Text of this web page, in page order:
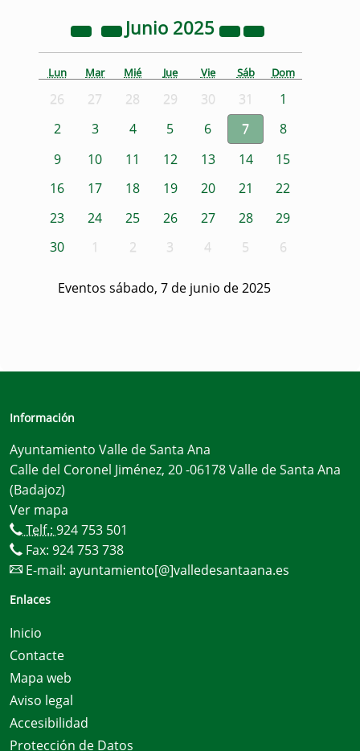
Junio 2025
Lun Mar Mié Jue Vie Sáb Dom
26 27 28 29 30 31
1
2
3 4 5 6 7
8
9
10 11 12 13 14
15
16
17 18 19 20 21
22
23
24 25 26 27 28
29
30
1 2 3 4 5 6
Eventos sábado, 7 de junio de 2025
Información
Ayuntamiento Valle de Santa Ana
Calle del Coronel Jiménez, 20 -06178 Valle de Santa Ana
(Badajoz)
Ver mapa
Telf.: 924 753 501
Fax: 924 753 738
E-mail: ayuntamiento[@]valledesantaana.es
Enlaces
Inicio
Contacte
Mapa web
Aviso legal
Accesibilidad
Protección de Datos